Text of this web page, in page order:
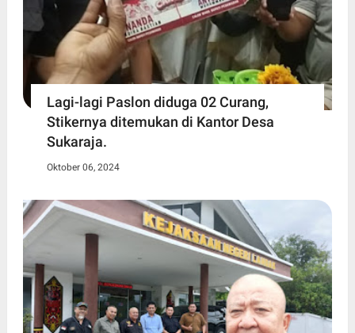
Lagi-lagi Paslon diduga 02 Curang,
Stikernya ditemukan di Kantor Desa
Sukaraja.
Oktober 06, 2024